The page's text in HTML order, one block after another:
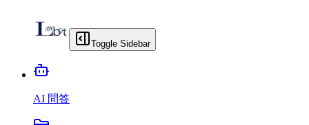
Toggle Sidebar
AI 問答